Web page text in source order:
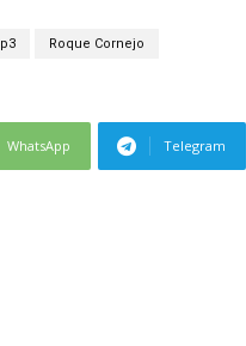
p3 Roque Cornejo
WhatsApp Telegram